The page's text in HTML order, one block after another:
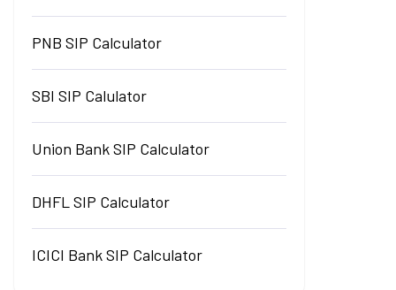
PNB SIP Calculator
SBI SIP Calulator
Union Bank SIP Calculator
DHFL SIP Calculator
ICICI Bank SIP Calculator